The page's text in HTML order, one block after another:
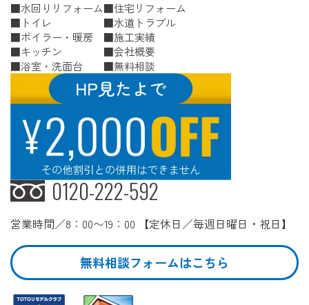
水回りリフォーム
トイレ
ボイラー・暖房
キッチン
浴室・洗面台
住宅リフォーム
水道トラブル
施工実績
会社概要
無料相談
0120-222-592
営業時間／8：00〜19：00 【定休日／毎週日曜日・祝日】
無料相談フォームはこちら